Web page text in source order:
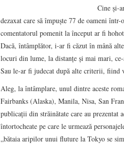
Cine şi-
dezaxat care să împuşte 77 de oameni
comentatorul pomenit la început ar fi
Dacă, întâmplător, i-ar fi căzut în mână
locuri din lume, la distanţe şi mai mari,
Sau le-ar fi judecat după alte criterii, fiind
Aleg, la întâmplare, unul dintre aceste
Fairbanks (Alaska), Manila, Nisa, San
publicaţii din străinătate care au prezentat
întortocheate pe care le urmează
„bătaia aripilor unui fluture la Tokyo se